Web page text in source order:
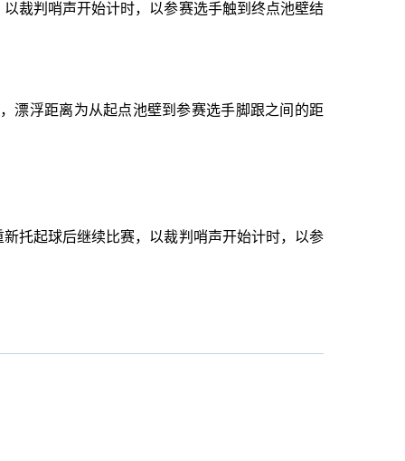
裁判哨声开始计时，以参赛选手触到终点池壁结
浮距离为从起点池壁到参赛选手脚跟之间的距
托起球后继续比赛，以裁判哨声开始计时，以参